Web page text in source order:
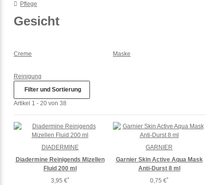
Pflege
Gesicht
Creme Maske
Reinigung
Filter und Sortierung
Artikel 1 - 20 von 38
Diadermine Reinigends Mizellen
Fluid 200 ml
3,95 €*
DIADERMINE
Garnier Skin Active Aqua Mask
Anti-Durst 8 ml
0,75 €*
GARNIER